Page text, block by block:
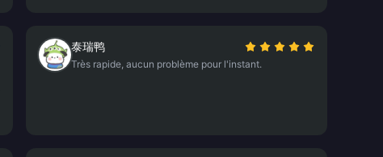
泰瑞鸭
Très rapide, aucun problème pour l'instant.